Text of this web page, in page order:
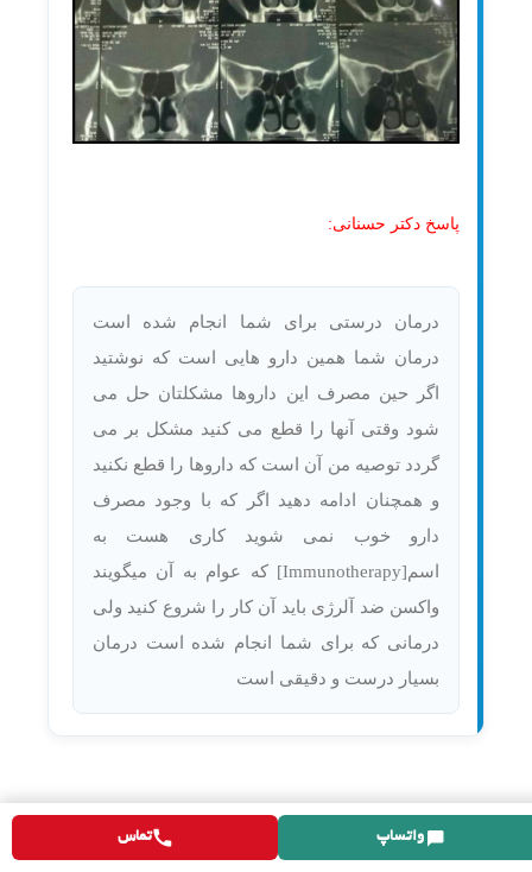
پاسخ دکتر حسنانی:
درمان درستی برای شما انجام شده است
درمان شما همین دارو هایی است که نوشتید
اگر حین مصرف این داروها مشکلتان حل می
شود وقتی آنها را قطع می کنید مشکل بر می
گردد توصیه من آن است که داروها را قطع نکنید
و همچنان ادامه دهید اگر که با وجود مصرف
دارو خوب نمی شوید کاری هست به
اسم[Immunotherapy] که عوام به آن میگویند
واکسن ضد آلرژی باید آن کار را شروع کنید ولی
درمانی که برای شما انجام شده است درمان
بسیار درست و دقیقی است
من ۲۰ روز عمل بینی انجام دادم ..ولی هر دو
واتساپ تماس